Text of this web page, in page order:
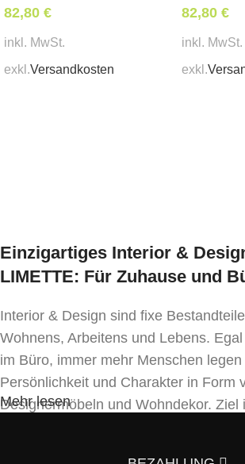
82,80 €
inkl. MwSt.
exkl.Versandkosten
82,80 €
inkl. MwSt.
exkl.
Einzigartiges Interior &
LIMETTE: Für Zuhause und
Interior & Design sind fixe
Wohnens, Arbeitens und Lebens.
im Büro, immer mehr Menschen
Persönlichkeit und Charakter in Form
Designermöbeln und Wohndekor. Ziel
Mehr lesen